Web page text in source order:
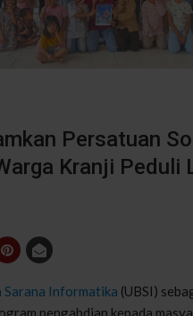
Persatuan
Kranji Peduli
Sarana Informatika (UBSI)
pengabdian kepada